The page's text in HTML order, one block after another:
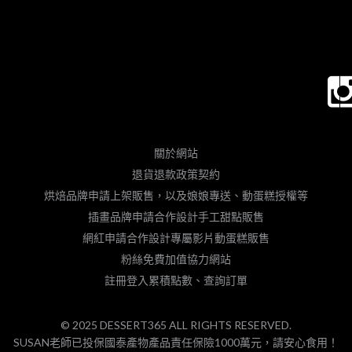
關於網站
退貨退款政策契約
烘焙品牌申請上架販售，以及娘娘專送、動蛋糕授權等
插畫品牌申請合作設計手工甜點販售
網紅申請合作設計專屬影片動蛋糕販售
粉絲免費加值協力網站
註冊登入累積點數、查詢訂單
© 2025 DESSERT365 ALL RIGHTS RESERVED.
SUSAN老師已投保國泰產物產品責任保險1000萬元，請安心食用！